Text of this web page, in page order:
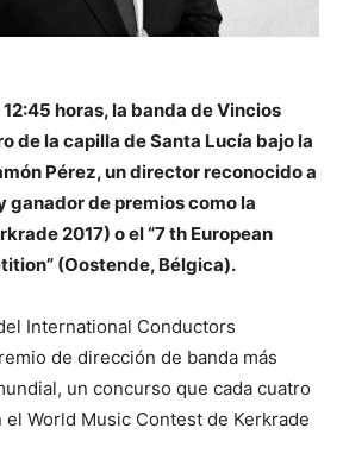
horas, la banda de Vincios
de la capilla de Santa Lucía bajo la
Pérez, un director reconocido a
ganador de premios como la
2017) o el “7 th European
(Oostende, Bélgica).
International Conductors
de dirección de banda más
un concurso que cada cuatro
el World Music Contest de Kerkrade